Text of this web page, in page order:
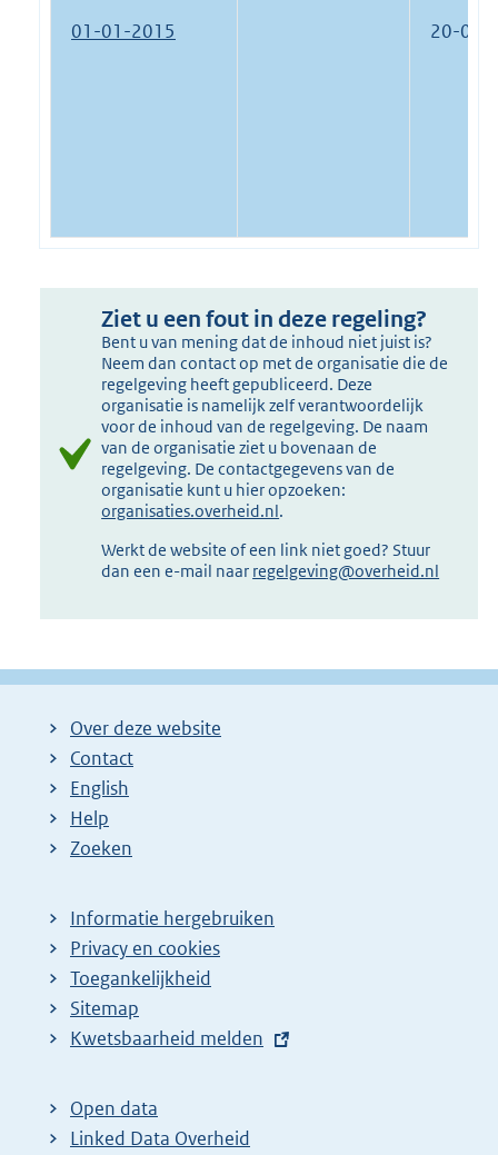
01-01-2015 20-03-
Ziet u een fout in deze regeling?
Bent u van mening dat de inhoud niet juist is?
Neem dan contact op met de organisatie die de
regelgeving heeft gepubliceerd. Deze
organisatie is namelijk zelf verantwoordelijk
voor de inhoud van de regelgeving. De naam
van de organisatie ziet u bovenaan de
regelgeving. De contactgegevens van de
organisatie kunt u hier opzoeken:
organisaties.overheid.nl.
Werkt de website of een link niet goed? Stuur
dan een e-mail naar regelgeving@overheid.nl
Over deze website
Contact
English
Help
Zoeken
Informatie hergebruiken
Privacy en cookies
Toegankelijkheid
Sitemap
E
t
e
Kwetsbaarheid melden
Open data
Linked Data Overheid